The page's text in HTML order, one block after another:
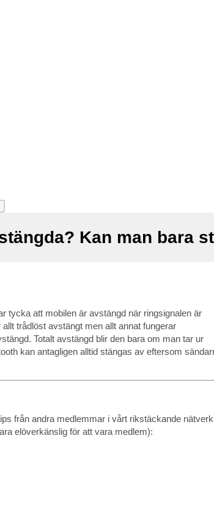
Kan man bara
tycka att mobilen är avstängd när ringsignalen är
trådlöst avstängt men allt annat fungerar
Totalt avstängd blir den bara om man tar ur
kan antagligen alltid stängas av eftersom
från andra medlemmar i vårt rikstäckande
elöverkänslig för att vara medlem):